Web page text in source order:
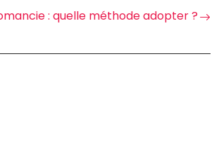
: quelle méthode adopter ?